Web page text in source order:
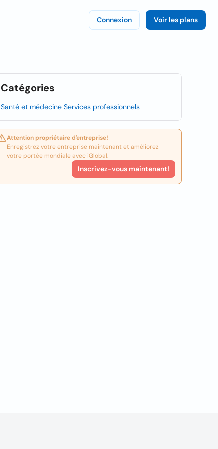
Connexion Voir les plans
Catégories
Santé et médecine Services professionnels
Attention propriétaire d'entreprise!
Enregistrez votre entreprise maintenant et améliorez
votre portée mondiale avec iGlobal.
Inscrivez-vous maintenant!